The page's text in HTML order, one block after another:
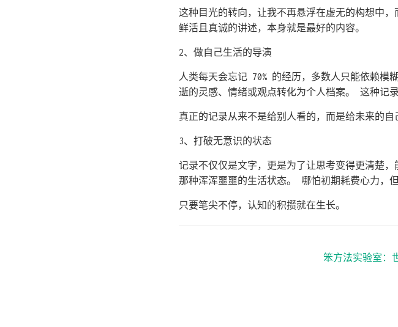
这种目光的转向，让我不再悬浮在虚无的构想中
鲜活且真诚的讲述，本身就是最好的内容。
2、做自己生活的导演
人类每天会忘记 70% 的经历，多数人只能依赖模
逝的灵感、情绪或观点转化为个人档案。 这种记
真正的记录从来不是给别人看的，而是给未来的自
3、打破无意识的状态
记录不仅仅是文字，更是为了让思考变得更清楚
那种浑浑噩噩的生活状态。 哪怕初期耗费心力，
只要笔尖不停，认知的积攒就在生长。
笨方法实验室：